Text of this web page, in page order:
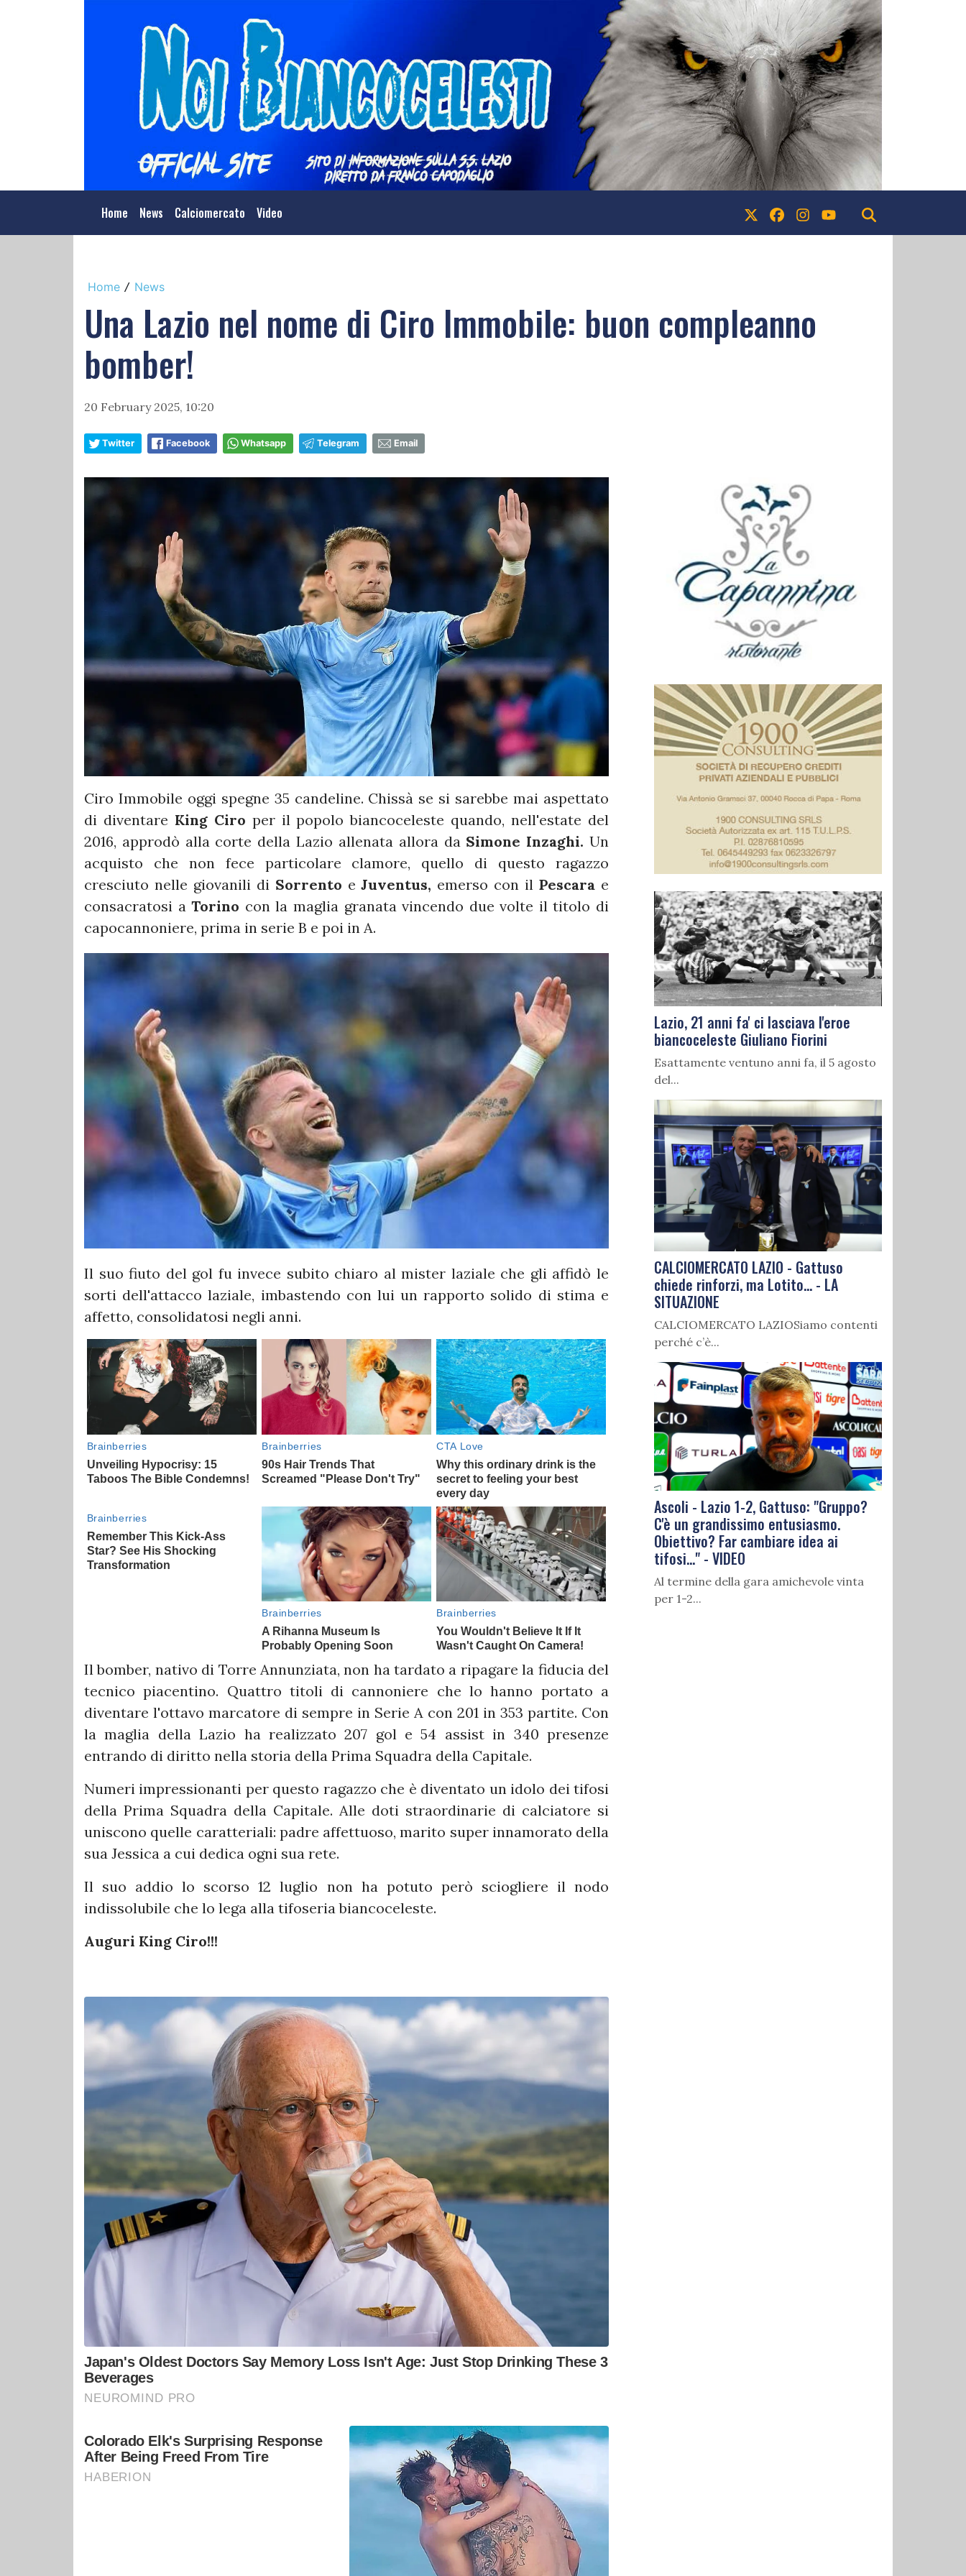
Home News Calciomercato Video
Home / News
Una Lazio nel nome di Ciro Immobile: buon compleanno
bomber!
20 February 2025, 10:20
Twitter Facebook Whatsapp Telegram Email
Ciro Immobile oggi spegne 35 candeline. Chissà se si sarebbe mai aspettato
di diventare King Ciro per il popolo biancoceleste quando, nell'estate del
2016, approdò alla corte della Lazio allenata allora da Simone Inzaghi. Un
acquisto che non fece particolare clamore, quello di questo ragazzo
cresciuto nelle giovanili di Sorrento eJuventus, emerso con ilPescara e
consacratosi aTorino con la maglia granata vincendo due volte il titolo di
capocannoniere, prima in serie B e poi in A.
Il suo fiuto del gol fu invece subito chiaro al mister laziale che gli affidò le
sorti dell'attacco laziale, imbastendo con lui un rapporto solido di stima e
affetto, consolidatosi negli anni.
Il bomber, nativo di Torre Annunziata, non ha tardato a ripagare la fiducia del
tecnico piacentino. Quattro titoli di cannoniere che lo hanno portato a
diventare l'ottavo marcatore di sempre in Serie A con 201 in 353 partite. Con
la maglia della Lazio ha realizzato 207 gol e 54 assist in 340 presenze
entrando di diritto nella storia della Prima Squadra della Capitale.
Numeri impressionanti per questo ragazzo che è diventato un idolo dei tifosi
della Prima Squadra della Capitale. Alle doti straordinarie di calciatore si
uniscono quelle caratteriali: padre affettuoso, marito super innamorato della
sua Jessica a cui dedica ogni sua rete.
Il suo addio lo scorso 12 luglio non ha potuto però sciogliere il nodo
indissolubile che lo lega alla tifoseria biancoceleste.
Auguri King Ciro!!!
Lazio, 21 anni fa' ci lasciava l'eroe
biancoceleste Giuliano Fiorini
Esattamente ventuno anni fa, il 5 agosto
del...
CALCIOMERCATO LAZIO - Gattuso
chiede rinforzi, ma Lotito... - LA
SITUAZIONE
CALCIOMERCATO LAZIOSiamo contenti
perché c’è...
Ascoli - Lazio 1-2, Gattuso: "Gruppo?
C'è un grandissimo entusiasmo.
Obiettivo? Far cambiare idea ai
tifosi..." - VIDEO
Al termine della gara amichevole vinta
per 1-2...